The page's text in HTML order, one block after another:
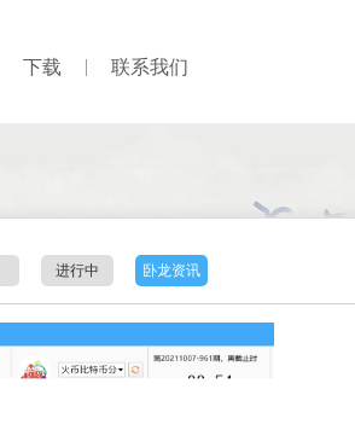
下载 联系我们
进行中 卧龙资讯